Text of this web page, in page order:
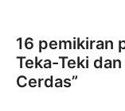
16 pemikiran
Teka-Teki
Cerdas”